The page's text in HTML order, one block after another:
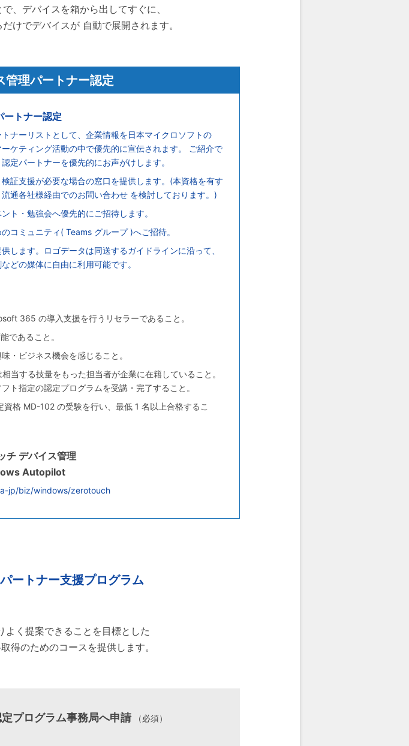
デバイスを箱から出してすぐに、
けでデバイスが 自動で展開されます。
管理パートナー認定
ートナー認定
ナーリストとして、企業情報を日本マイクロソフトの
ケティング活動の中で優先的に宣伝されます。 ご紹介で
定パートナーを優先的にお声がけします。
証支援が必要な場合の窓口を提供します。(本資格を有す
通各社様経由でのお問い合わせ を検討しております。)
ト・勉強会へ優先的にご招待します。
コミュニティ( Teams グループ )へご招待。
します。ロゴデータは同送するガイドラインに沿って、
どの媒体に自由に利用可能です。
365 の導入支援を行うリセラーであること。
であること。
・ビジネス機会を感じること。
当する技量をもった担当者が企業に在籍していること。
ト指定の認定プログラムを受講・完了すること。
資格 MD-102 の受験を行い、最低 1 名以上合格するこ
チ デバイス管理
Autopilot
jp/biz/windows/zerotouch
ートナー支援プログラム
よく提案できることを目標とした
得のためのコースを提供します。
プログラム事務局へ申請 （必須）